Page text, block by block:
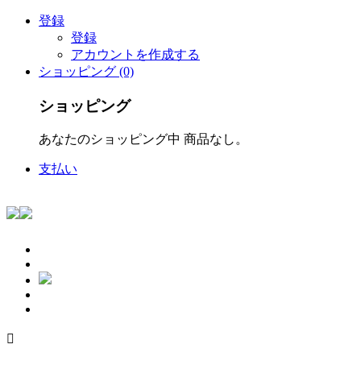
登録
登録
アカウントを作成する
ショッピング (0)
ショッピング
あなたのショッピング中 商品なし。
支払い
